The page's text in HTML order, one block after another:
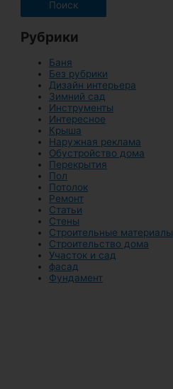
Рубрики
Баня
Без рубрики
Дизайн интерьера
Зимний сад
Инструменты
Интересное
Крыша
Наружная реклама
Обустройство дома
Перекрытия
Пол
Потолок
Ремонт
Статьи
Стены
Строительные материалы
Строительство дома
Участок и сад
фасад
Фундамент